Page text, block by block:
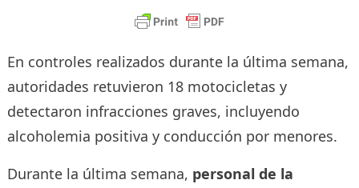
En controles realizados durante la última semana,
autoridades retuvieron 18 motocicletas y
detectaron infracciones graves, incluyendo
alcoholemia positiva y conducción por menores.
Durante la última semana, personal de la